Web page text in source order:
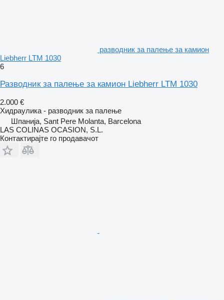
разводник за палење за камион
Liebherr LTM 1030
6
Разводник за палење за камион Liebherr LTM 1030
2.000 €
Хидраулика - разводник за палење
Шпанија, Sant Pere Molanta, Barcelona
LAS COLINAS OCASION, S.L.
Контактирајте го продавачот